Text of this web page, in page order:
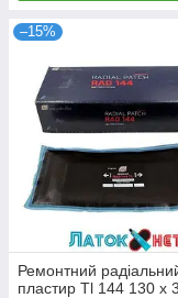
–15%
Ремонтний
пластир Tl 144 130 х